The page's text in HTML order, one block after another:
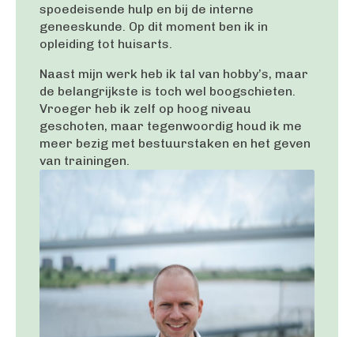
spoedeisende hulp en bij de interne
geneeskunde. Op dit moment ben ik in
opleiding tot huisarts.
Naast mijn werk heb ik tal van hobby’s, maar
de belangrijkste is toch wel boogschieten.
Vroeger heb ik zelf op hoog niveau
geschoten, maar tegenwoordig houd ik me
meer bezig met bestuurstaken en het geven
van trainingen.